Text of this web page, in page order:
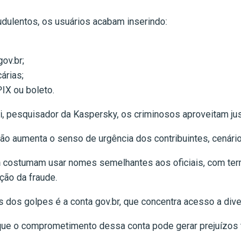
os usuários acabam inserindo:
ou boleto.
pesquisador da Kaspersky, os criminosos aproveitam
aumenta o senso de urgência dos contribuintes,
usar nomes semelhantes aos oficiais, com
da fraude.
dos golpes é a conta gov.br, que concentra acesso a
o comprometimento dessa conta pode gerar